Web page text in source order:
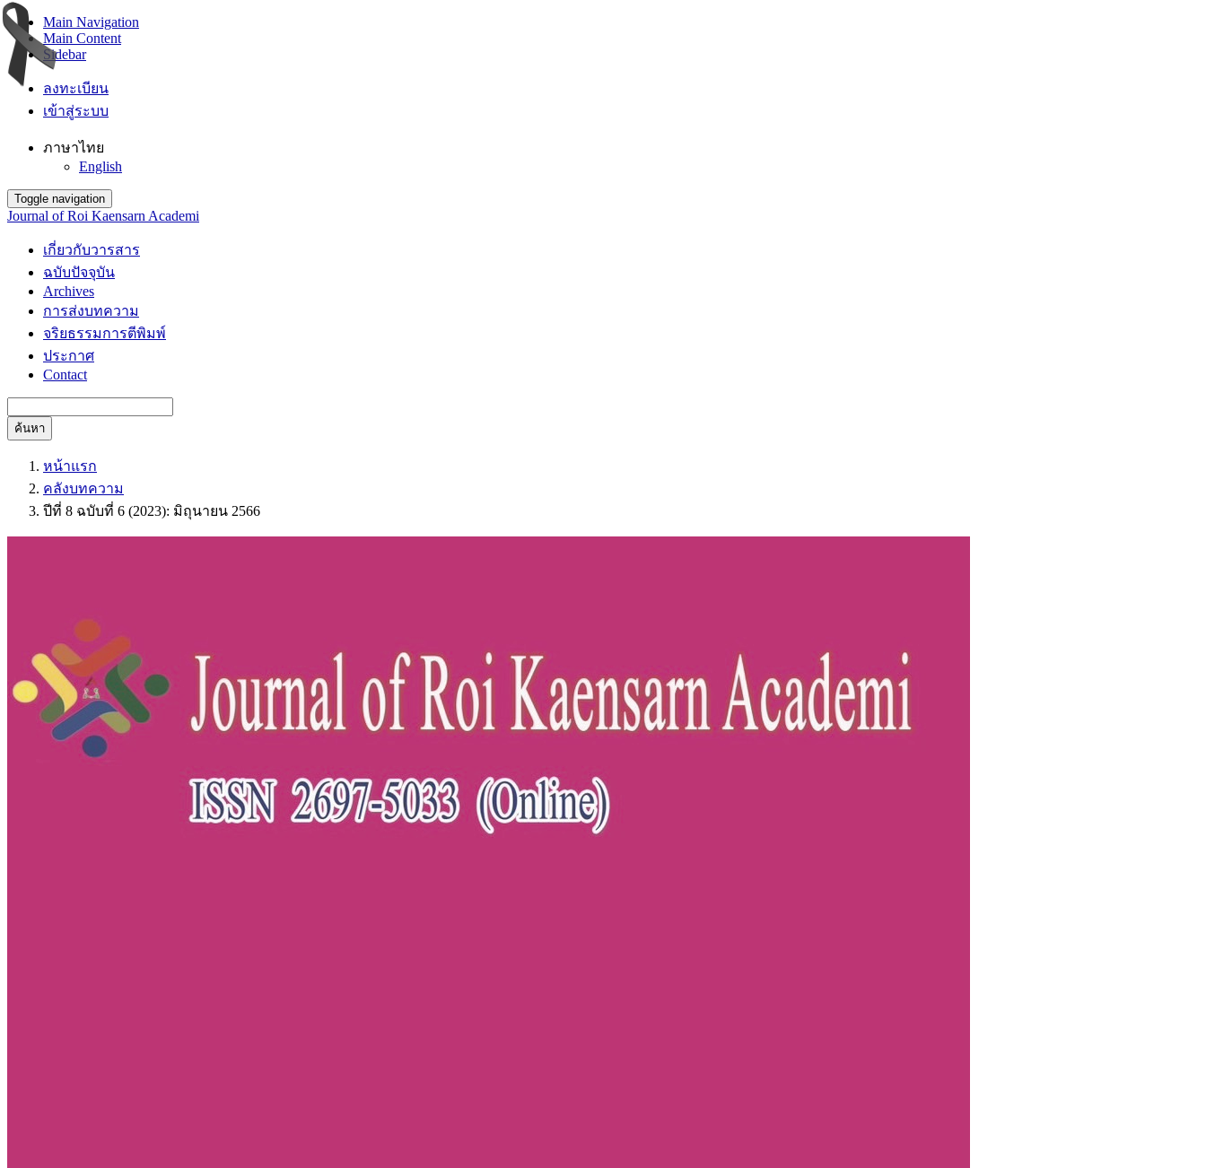
Main Navigation
Main Content
Sidebar
ลงทะเบียน
เข้าสู่ระบบ
ภาษาไทย
English
Toggle navigation
Journal of Roi Kaensarn Academi
เกี่ยวกับวารสาร
ฉบับปัจจุบัน
Archives
การส่งบทความ
จริยธรรมการตีพิมพ์
ประกาศ
Contact
ค้นหา
หน้าแรก
คลังบทความ
ปีที่ 8 ฉบับที่ 6 (2023): มิถุนายน 2566